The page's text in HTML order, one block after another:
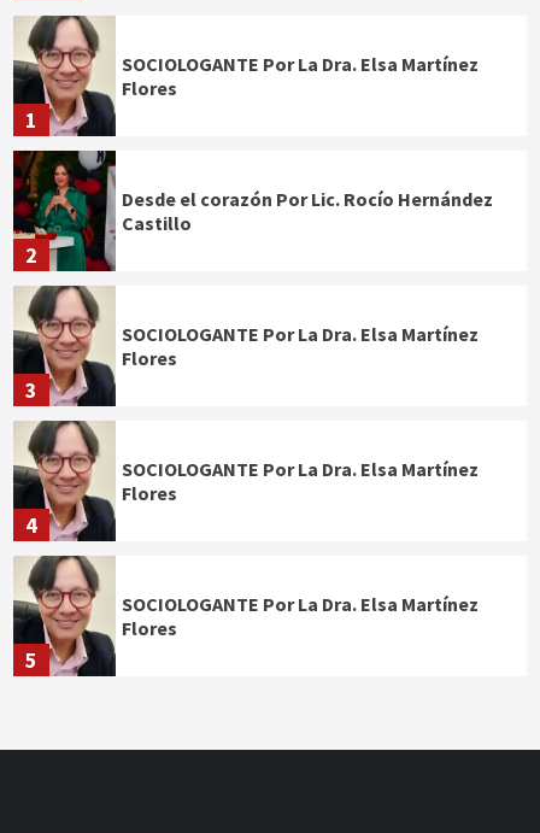
1
SOCIOLOGANTE Por La Dra. Elsa Martínez
Flores
2
Desde el corazón Por Lic. Rocío Hernández
Castillo
3
SOCIOLOGANTE Por La Dra. Elsa Martínez
Flores
4
SOCIOLOGANTE Por La Dra. Elsa Martínez
Flores
5
SOCIOLOGANTE Por La Dra. Elsa Martínez
Flores